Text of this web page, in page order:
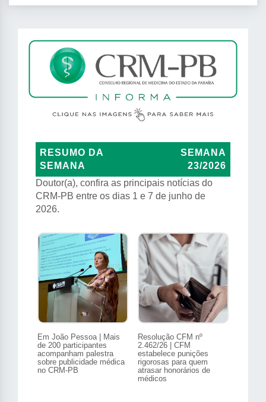
RESUMO DA
SEMANA
SEMANA
23/2026
Doutor(a), confira as principais notícias do
CRM-PB entre os dias 1 e 7 de junho de
2026.
Em João Pessoa | Mais
de 200 participantes
acompanham palestra
sobre publicidade médica
no CRM-PB
Resolução CFM nº
2.462/26 | CFM
estabelece punições
rigorosas para quem
atrasar honorários de
médicos